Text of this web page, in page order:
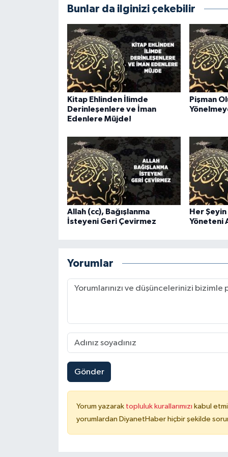
Bunlar da ilginizi çekebilir
Kitap Ehlinden İlimde
Derinleşenlere ve İman
Edenlere Müjde!
Pişman
Allah (cc), Bağışlanma
İsteyeni Geri Çevirmez
Her
Yöneteni
Yorumlar
Gönder
Yorum yazarak topluluk kurallarımızı kabul
yorumlardan DiyanetHaber hiçbir şekilde
Gümüşhane Müftülüğü
Hakkari Müftülüğü
Hatay Müftülüğü
Iğdır Müftülüğü
Isparta Müftülüğü
İstanbul Müftülüğü
İzmir Müftülüğü
Kahramanmaraş Müftülüğü
Karabük Müftülüğü
Kars Müftülüğü
Kayseri Müftülüğü
Kilis Müftülüğü
Kırıkkale Müftülüğü
Kırşehir Müftülüğü